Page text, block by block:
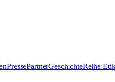
PressePartnerGeschichteReihe